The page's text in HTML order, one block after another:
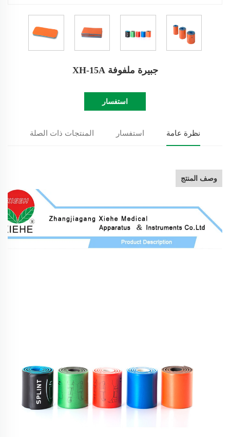
جبيرة ملفوفة XH-15A
استفسار
نظرة عامة استفسار المنتجات ذات الصلة
وصف المنتج